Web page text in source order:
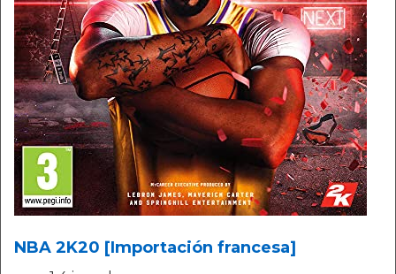
NBA 2K20 [Importación francesa]